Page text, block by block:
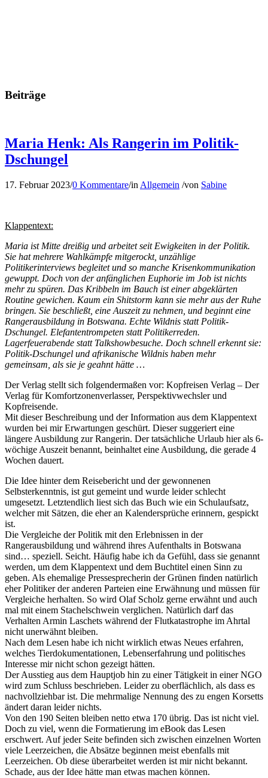
Beiträge
Maria Henk: Als Rangerin im Politik-
Dschungel
17. Februar 2023/0 Kommentare/in Allgemein /von Sabine
Klappentext:
Maria ist Mitte dreißig und arbeitet seit Ewigkeiten in der Politik.
Sie hat mehrere Wahlkämpfe mitgerockt, unzählige
Politikerinterviews begleitet und so manche Krisenkommunikation
gewuppt. Doch von der anfänglichen Euphorie im Job ist nichts
mehr zu spüren. Das Kribbeln im Bauch ist einer abgeklärten
Routine gewichen. Kaum ein Shitstorm kann sie mehr aus der Ruhe
bringen. Sie beschließt, eine Auszeit zu nehmen, und beginnt eine
Rangerausbildung in Botswana. Echte Wildnis statt Politik-
Dschungel. Elefantentrompeten statt Politikerreden.
Lagerfeuerabende statt Talkshowbesuche. Doch schnell erkennt sie:
Politik-Dschungel und afrikanische Wildnis haben mehr
gemeinsam, als sie je geahnt hätte …
Der Verlag stellt sich folgendermaßen vor: Kopfreisen Verlag – Der
Verlag für Komfortzonenverlasser, Perspektivwechsler und
Kopfreisende.
Mit dieser Beschreibung und der Information aus dem Klappentext
wurden bei mir Erwartungen geschürt. Dieser suggeriert eine
längere Ausbildung zur Rangerin. Der tatsächliche Urlaub hier als 6-
wöchige Auszeit benannt, beinhaltet eine Ausbildung, die gerade 4
Wochen dauert.
Die Idee hinter dem Reisebericht und der gewonnenen
Selbsterkenntnis, ist gut gemeint und wurde leider schlecht
umgesetzt. Letztendlich liest sich das Buch wie ein Schulaufsatz,
welcher mit Sätzen, die eher an Kalendersprüche erinnern, gespickt
ist.
Die Vergleiche der Politik mit den Erlebnissen in der
Rangerausbildung und während ihres Aufenthalts in Botswana
sind… speziell. Seicht. Häufig habe ich da Gefühl, dass sie genannt
werden, um dem Klappentext und dem Buchtitel einen Sinn zu
geben. Als ehemalige Pressesprecherin der Grünen finden natürlich
eher Politiker der anderen Parteien eine Erwähnung und müssen für
Vergleiche herhalten. So wird Olaf Scholz gerne erwähnt und auch
mal mit einem Stachelschwein verglichen. Natürlich darf das
Verhalten Armin Laschets während der Flutkatastrophe im Ahrtal
nicht unerwähnt bleiben.
Nach dem Lesen habe ich nicht wirklich etwas Neues erfahren,
welches Tierdokumentationen, Lebenserfahrung und politisches
Interesse mir nicht schon gezeigt hätten.
Der Ausstieg aus dem Hauptjob hin zu einer Tätigkeit in einer NGO
wird zum Schluss beschrieben. Leider zu oberflächlich, als dass es
nachvollziehbar ist. Die mehrmalige Nennung des zu engen Korsetts
ändert daran leider nichts.
Von den 190 Seiten bleiben netto etwa 170 übrig. Das ist nicht viel.
Doch zu viel, wenn die Formatierung im eBook das Lesen
erschwert. Auf jeder Seite befinden sich zwischen einzelnen Worten
viele Leerzeichen, die Absätze beginnen meist ebenfalls mit
Leerzeichen. Ob diese überarbeitet werden ist mir nicht bekannt.
Schade, aus der Idee hätte man etwas machen können.